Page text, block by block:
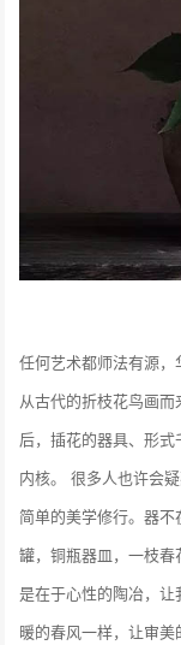
任何艺术都师法有源
从古代的折枝花鸟画
后，插花的器具、形
内核。 很多人也许会
简单的美学修行。器
罐，铜瓶器皿，一枝
是在于心性的陶冶，
暖的春风一样，让审美